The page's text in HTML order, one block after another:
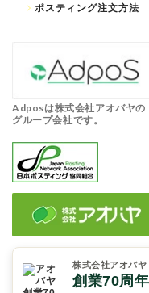
ポスティング注文方法
Adposは株式会社アオバヤの
グループ会社です。
株式会社アオバヤ
創業70周年